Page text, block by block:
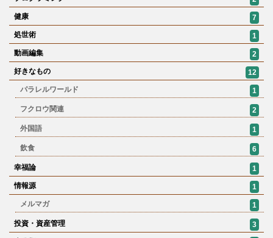
健康
7
処世術
1
動画編集
2
好きなもの
12
パラレルワールド
1
フクロウ関連 2
外国語 1
飲食 6
幸福論
1
情報源
1
メルマガ
1
投資・資産管理
3